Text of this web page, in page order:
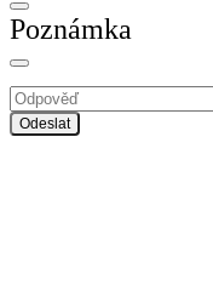
Poznámka
Odeslat